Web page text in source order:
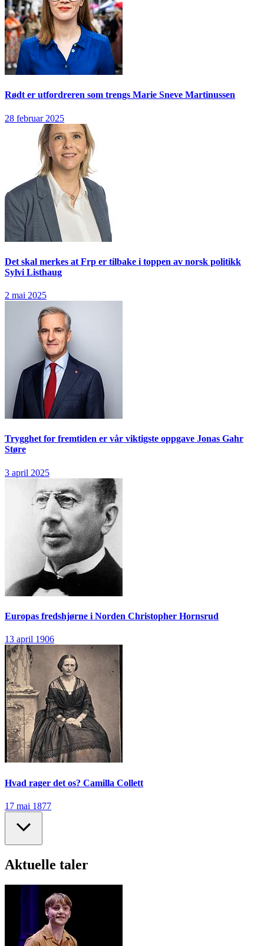
Rødt er utfordreren som trengs Marie Sneve Martinussen
28 februar 2025
Det skal merkes at Frp er tilbake i toppen av norsk politikk
Sylvi Listhaug
2 mai 2025
Trygghet for fremtiden er vår viktigste oppgave Jonas Gahr
Støre
3 april 2025
Europas fredshjørne i Norden Christopher Hornsrud
13 april 1906
Hvad rager det os? Camilla Collett
17 mai 1877
Aktuelle taler